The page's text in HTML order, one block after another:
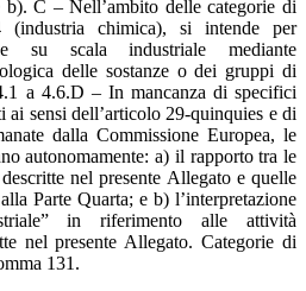
C – Nell’ambito delle categorie di
chimica), si intende per
su scala industriale mediante
delle sostanze o dei gruppi di
a 4.6.D – In mancanza di specifici
sensi dell’articolo 29-quinquies e di
dalla Commissione Europea, le
autonomamente: a) il rapporto tra le
nel presente Allegato e quelle
Parte Quarta; e b) l’interpretazione
in riferimento alle attività
nel presente Allegato. Categorie di
131.